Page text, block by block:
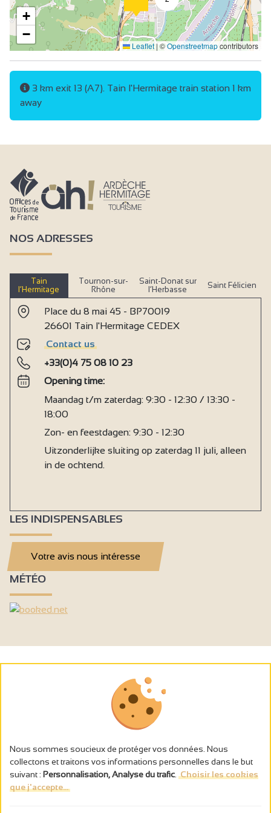
Strijkijzer en -plank
Haardroger
gratis prive gebruik internet
Telefoon
Wifi Internet
Privé sanitair
Aparte WC
Receptiepersoneel gevoelig voor de ontvangst van
Lift (80 x 130 cm) en deur >= 77 cm
Douche met stoel + circulatieruimte
Gereserveerde kamer
Airco
Bar
+
−
Leaflet | ©Openstreetmapcontributors
3 km exit 13 (A7). Tain l'Hermitage train station 1 km
away
NOS ADRESSES
Tain
l’Hermitage
Tournon-sur-
Rhône
Saint-Donat sur
l’Herbasse
Saint Félicien
Place du 8 mai 45 - BP70019
26601 Tain l'Hermitage CEDEX
Contact us
+33(0)4 75 08 10 23
Opening time:
Maandag t/m zaterdag: 9:30 - 12:30 / 13:30 -
18:00
Zon- en feestdagen: 9:30 - 12:30
Uitzonderlijke sluiting op zaterdag 11 juli, alleen
in de ochtend.
LES INDISPENSABLES
Votre avis nous intéresse
MÉTÉO
L’abus d’alcool est dangereux pour la santé, à consommer avec
Nous sommes soucieux de protéger vos données. Nous
collectons et traitons vos informations personnelles dans le but
suivant : Personnalisation, Analyse du trafic Choisir les cookies
que j'accepte...